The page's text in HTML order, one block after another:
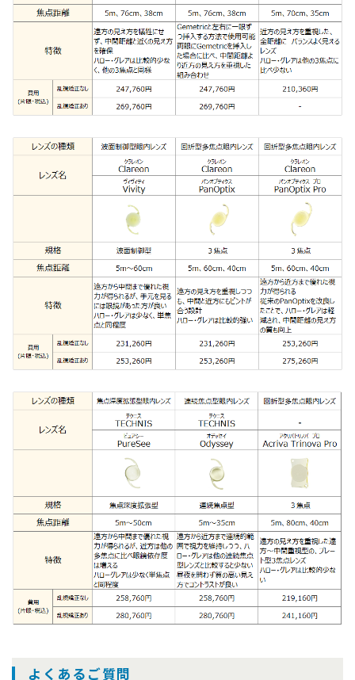
よくあるご質問